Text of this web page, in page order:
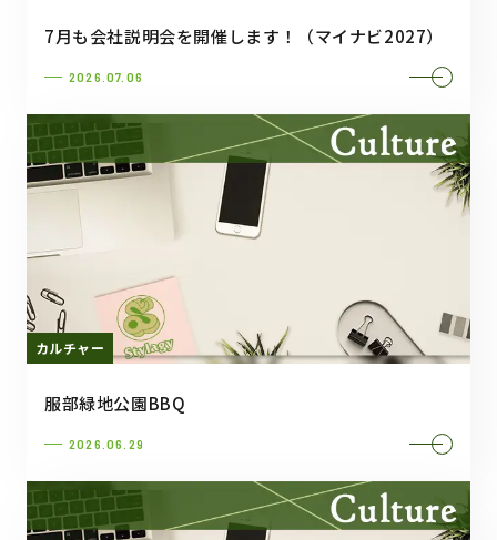
7月も会社説明会を開催します！（マイナビ2027）
2026.07.06
カルチャー
服部緑地公園BBQ
2026.06.29